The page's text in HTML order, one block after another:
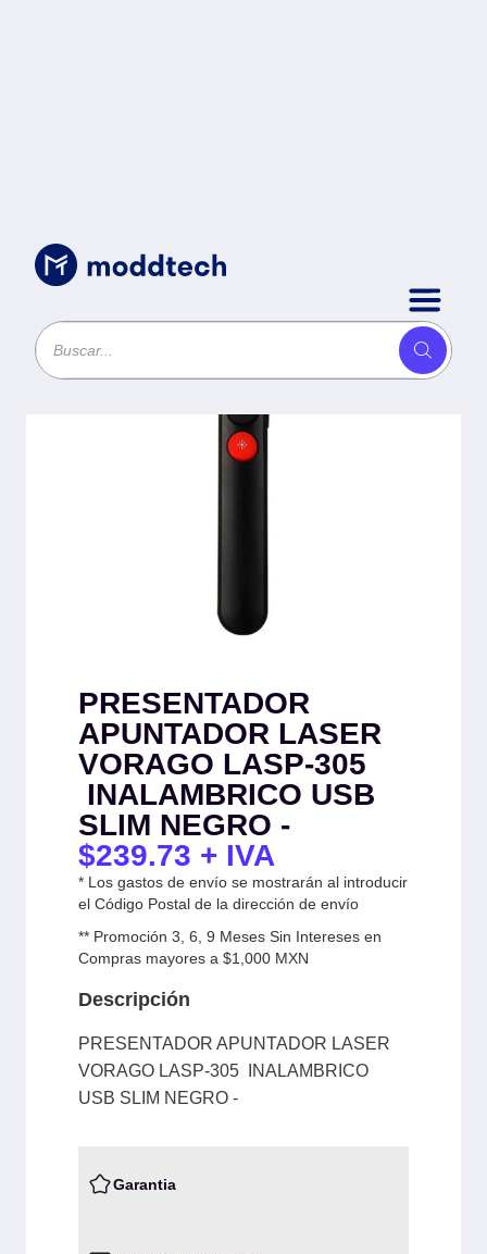
Sin categoría/PRESENTADOR APUNTADOR
INALAMBRICO USB SLIM
PRESENTADOR
APUNTADOR LASER
VORAGO LASP-305
INALAMBRICO USB
SLIM NEGRO -
$239.73 + IVA
* Los gastos de envío se mostrarán al introducir
el Código Postal de la dirección de envío
** Promoción 3, 6, 9 Meses Sin Intereses en
Compras mayores a $1,000 MXN
Descripción
PRESENTADOR APUNTADOR LASER
VORAGO LASP-305 INALAMBRICO
USB SLIM NEGRO -
Garantia